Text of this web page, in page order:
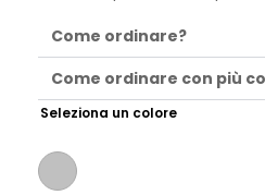
Come ordinare?
Come ordinare con più
Seleziona un colore